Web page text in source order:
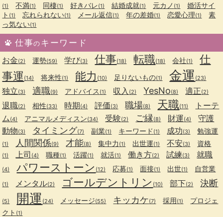
(1) 不満(1) 同棲(1) 好きバレ(1) 結婚成就(1) 元カノ (1)
婚活サイ
ト (1) 忘れられない(1) メール返信(1) 年の差婚(1) 恋愛心理(1)
素
っ気ない(1)
仕事のキーワード
お金(2) 運勢(59) 学び(3) 仕事(18) 転職(18) 会社(1)
仕
事運 (14) 将来性(1) 能力 (10) 足りないもの(1) 金運 (23)
独立(3) 適職(9) アドバイス (1) 収入 (2) YesNo(8) 適正(2)
退職(2) 相性(33) 時期(4) 評価(3) 職場(8) 天職(11)
トーテ
ム (4) アニマルメディスン(34) 受験(2) ご縁(8) 財運(4)
守護
動物(3) タイミング(7) 副業(1) キーワード (1) 成功(3) 勉強運
(1) 人間関係(9) 才能(8) 集中力 (1) 出世運(1) 不安(3) 資格
(1) 上司 (4) 職種(1) 活躍(1) 就活(1) 働き方(2) 試練(3) 就職
(4) パワーストーン (12) 応募(1) 面接(1) 出世(1) 自営業
(1) メンタル(2) ゴールデントリン (10) 部下(2) 決断
(5) 開運 (24) メッセージ(55) キッカケ(7) 採用(1)
プロジェ
クト (1)